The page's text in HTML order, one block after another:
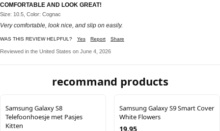
COMFORTABLE AND LOOK GREAT!
Size: 10.5, Color: Cognac
Very comfortable, look nice, and slip on easily.
WAS THIS REVIEW HELPFUL? Yes Report Share
Reviewed in the United States on June 4, 2026
recommand products
Samsung Galaxy S8
Telefoonhoesje met Pasjes
Kitten
Samsung Galaxy S9 Smart Cover
White Flowers
19.95